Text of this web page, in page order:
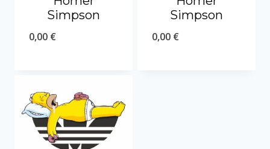
Simpson
0,00 €
Simpson
0,00 €